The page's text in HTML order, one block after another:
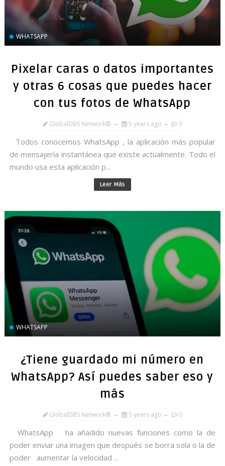
WHATSAPP
Pixelar caras o datos importantes
y otras 6 cosas que puedes hacer
con tus fotos de WhatsApp
GlobalDBS Network® 5 years ago 0
Todos conocemos WhatsApp , la aplicación más popular
de mensajería instantánea que existe actualmente. Todo el
mundo usa esta aplicación p...
Leer Más
WHATSAPP
¿Tiene guardado mi número en
WhatsApp? Así puedes saber eso y
más
GlobalDBS Network® 5 years ago 0
WhatsApp ha añadido nuevas funciones como la de
poder enviar una imagen que después se borra sola o la de
poder aumentar la velocidad ...